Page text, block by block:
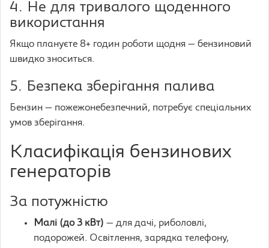
4. Не для тривалого щоденного
використання
Якщо плануєте 8+ годин роботи щодня — бензиновий
швидко зноситься.
5. Безпека зберігання палива
Бензин — пожежонебезпечний, потребує спеціальних
умов зберігання.
Класифікація бензинових
генераторів
За потужністю
Малі (до 3 кВт) — для дачі, риболовлі,
подорожей. Освітлення, зарядка телефону,